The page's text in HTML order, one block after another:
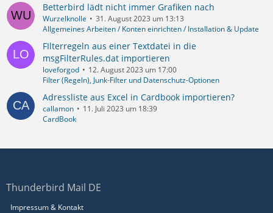
Betterbird lädt nicht immer Grafiken nach
Wurzelknolle
31. August 2023 um 13:13
Allgemeines Arbeiten / Konten einrichten / Installation & Update
FIlterregeln aus einer Textdatei in die
msgFilterRules.dat importieren
loveforgod
12. August 2023 um 17:00
Filter (Regeln), Junk-Filter und Datenschutz-Optionen
Adressliste aus Excel in Cardbook importieren?
callamon
11. Juli 2023 um 18:39
CardBook
Thunderbird Mail DE
Impressum & Kontakt